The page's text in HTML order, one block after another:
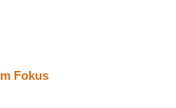
Fokus